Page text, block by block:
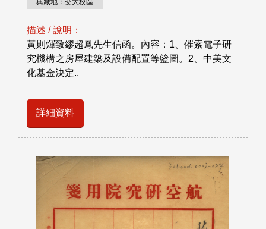
典藏地：交大校區
描述 / 說明：
黃則煇致繆超鳳先生信函。內容：1、催索電子研
究機構之房屋建築及設備配置等籃圖。2、中美文
化基金決定..
詳細資料